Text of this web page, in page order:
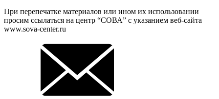
При перепечатке материалов или ином их использовании
просим ссылаться на центр “СОВА” с указанием веб-сайта
www.sova-center.ru